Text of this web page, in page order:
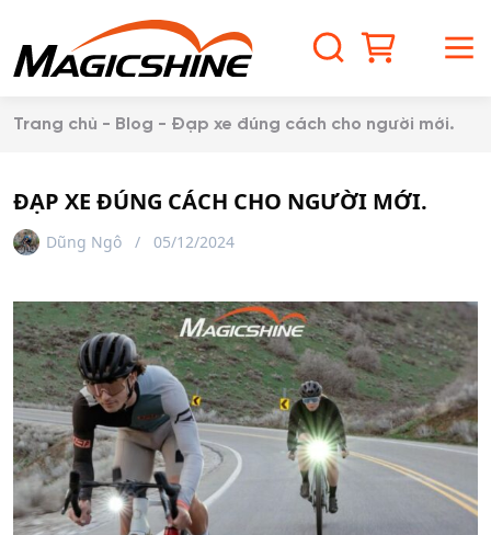
S
e
r
h
M
e
Trang chủ - Blog - Đạp xe đúng cách cho người mới.
ĐẠP XE ĐÚNG CÁCH CHO NGƯỜI MỚI.
Dũng Ngô 05/12/2024